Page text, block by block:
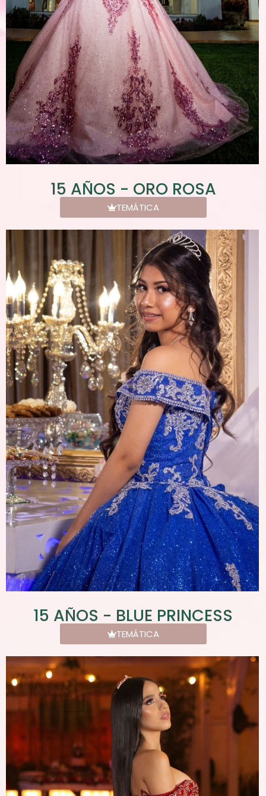
15 AÑOS - ORO ROSA
TEMÁTICA
15 AÑOS - BLUE PRINCESS
TEMÁTICA